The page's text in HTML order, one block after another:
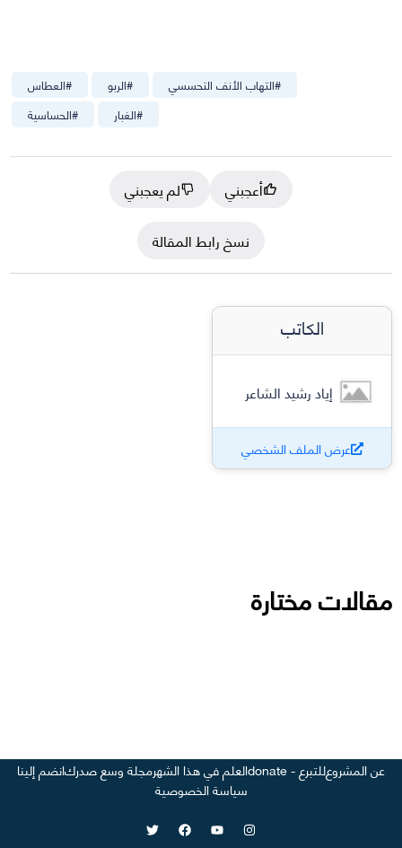
#العطاس #الربو #التهاب الأنف التحسسي
#الحساسية #الغبار
أعجبني
لم يعجبني
نسخ رابط المقالة
الكاتب
إياد رشيد الشاعر
عرض الملف الشخصي
مقالات مختارة
عن المشروعللتبرع - donate العلم في هذا الشهرمجلة وسع صدركانضم إلينا
سياسة الخصوصية